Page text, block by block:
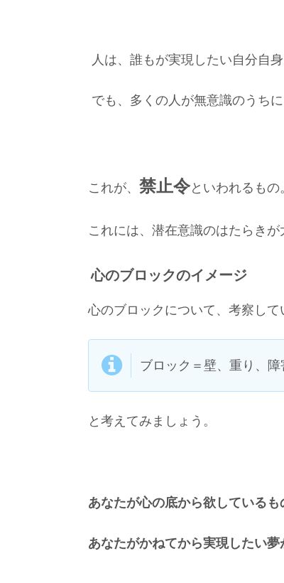
人は、 誰もが実現したい自分自身
でも、多くの人が無意識のうち
これが、 禁止令といわれるもの
これには、潜在意識のはたらきが
心のブロックのイメージ
心のブロックについて、考察して
ブロック＝壁、重り、障
と考えてみましょう。
あなたが心の底から欲しているも
あなたがかねてから実現したい夢